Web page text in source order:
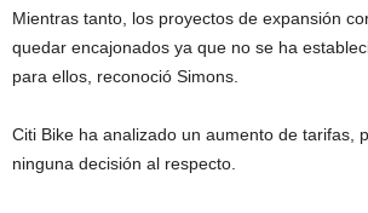
Mientras tanto, los proyectos de expansión
quedar encajonados ya que no se ha
para ellos, reconoció Simons.
Citi Bike ha analizado un aumento de tarifas,
ninguna decisión al respecto.